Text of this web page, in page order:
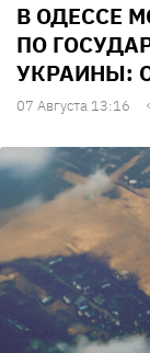
В ОДЕССЕ
ПО
УКРАИНЫ:
07 Августа 13:16